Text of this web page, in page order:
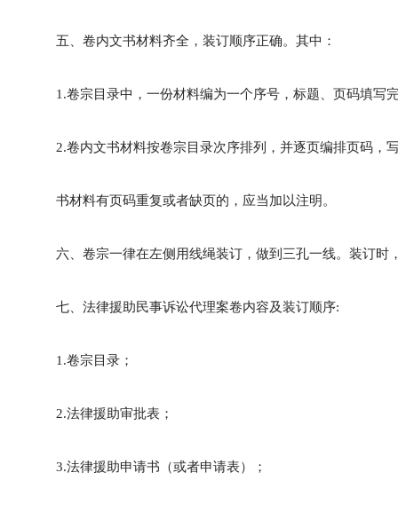
五、卷内文书材料齐全，装订顺序正确。其中：
1.卷宗目录中，一份材料编为一个序号，标题、页码填写
2.卷内文书材料按卷宗目录次序排列，并逐页编排页码，
书材料有页码重复或者缺页的，应当加以注明。
六、卷宗一律在左侧用线绳装订，做到三孔一线。装订
七、法律援助民事诉讼代理案卷内容及装订顺序:
1.卷宗目录；
2.法律援助审批表；
3.法律援助申请书（或者申请表）；